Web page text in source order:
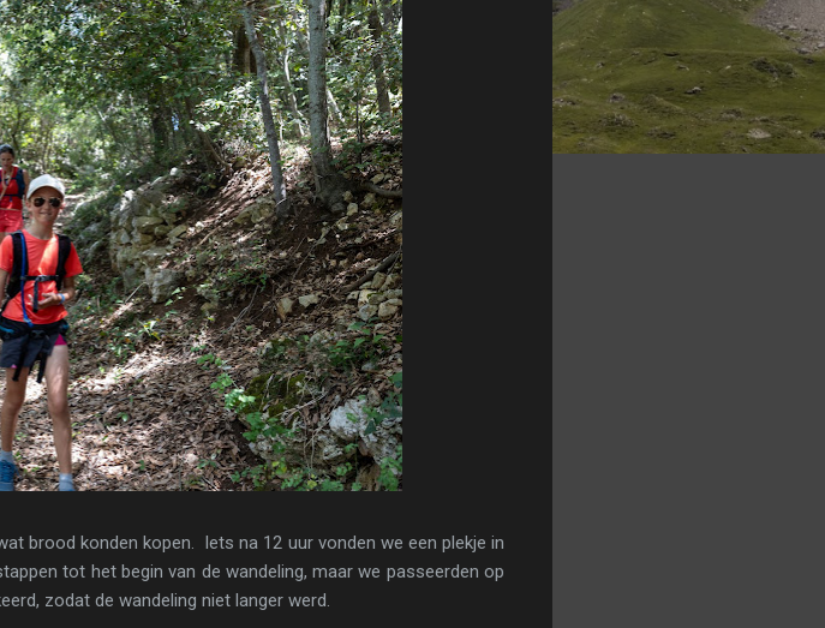
brood konden kopen. Iets na 12 uur vonden we een plekje in
tot het begin van de wandeling, maar we passeerden op
zodat de wandeling niet langer werd.